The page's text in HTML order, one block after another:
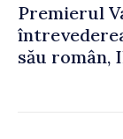
Premierul
său român,